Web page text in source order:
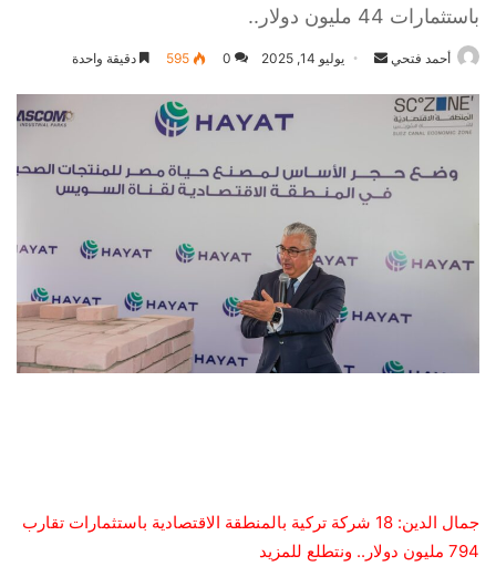
باستثمارات 44 مليون دولار..
أحمد فتحي
أرسل يوليو 14, 2025 0
595 دقيقة واحدة
جمال الدين: 18 شركة تركية بالمنطقة الاقتصادية باستثمارات تقارب
794 مليون دولار.. ونتطلع للمزيد